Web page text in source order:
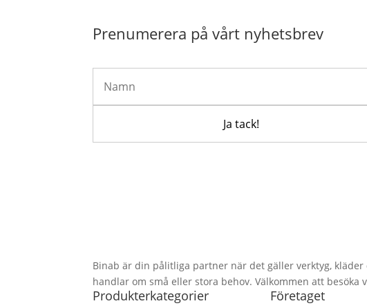
Prenumerera på vårt nyhetsbrev
Binab är din pålitliga partner när det gäller verktyg,
handlar om små eller stora behov. Välkommen att
Produkterkategorier Företaget